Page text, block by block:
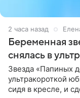
2 часа назад
Беременная
снялась в
Звезда «Папиных
ультракороткой
сидя в кресле, и